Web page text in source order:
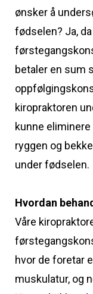
ønsker å
fødselen? Ja,
betaler en sum
kiropraktoren
kunne
ryggen og
under fødselen.
Hvordan
Våre
hvor de foretar
muskulatur, og